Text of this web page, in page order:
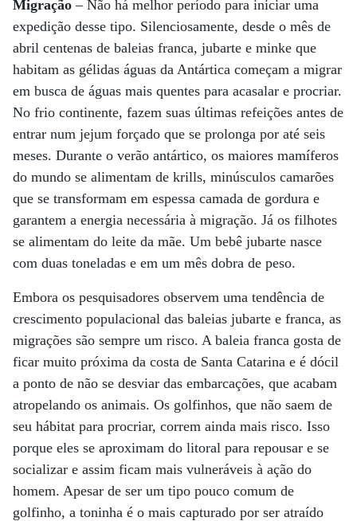
Migração– Não há melhor período para iniciar uma
expedição desse tipo. Silenciosamente, desde o mês de
abril centenas de baleias franca, jubarte e minke que
habitam as gélidas águas da Antártica começam a migrar
em busca de águas mais quentes para acasalar e procriar.
No frio continente, fazem suas últimas refeições antes de
entrar num jejum forçado que se prolonga por até seis
meses. Durante o verão antártico, os maiores mamíferos
do mundo se alimentam de krills, minúsculos camarões
que se transformam em espessa camada de gordura e
garantem a energia necessária à migração. Já os filhotes
se alimentam do leite da mãe. Um bebê jubarte nasce
com duas toneladas e em um mês dobra de peso.
Embora os pesquisadores observem uma tendência de
crescimento populacional das baleias jubarte e franca, as
migrações são sempre um risco. A baleia franca gosta de
ficar muito próxima da costa de Santa Catarina e é dócil
a ponto de não se desviar das embarcações, que acabam
atropelando os animais. Os golfinhos, que não saem de
seu hábitat para procriar, correm ainda mais risco. Isso
porque eles se aproximam do litoral para repousar e se
socializar e assim ficam mais vulneráveis à ação do
homem. Apesar de ser um tipo pouco comum de
golfinho, a toninha é o mais capturado por ser atraído